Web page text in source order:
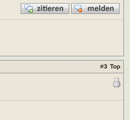
#3 Top